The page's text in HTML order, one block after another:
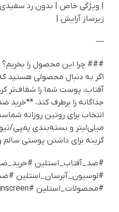
زیرساز آرایش |
—
### چرا این محصول را بخریم؟
اگر به دنبال محصولی هستید که
آفتاب، پوست شما را شفاف‌تر
جداگانه را برطرف کند، **خرید
میلی‌لیتر و بسته‌بندی پمپی/
گزینه برای داشتن پوستی
#لوسیون_آبرسان_استلین
#محصولات_استلین #Estelin_Sunscreen